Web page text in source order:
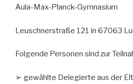
Aula-Max-Planck-Gymnasium
Leuschnerstraße 121 in 67063
Folgende Personen sind zur
➢ gewählte Delegierte aus der